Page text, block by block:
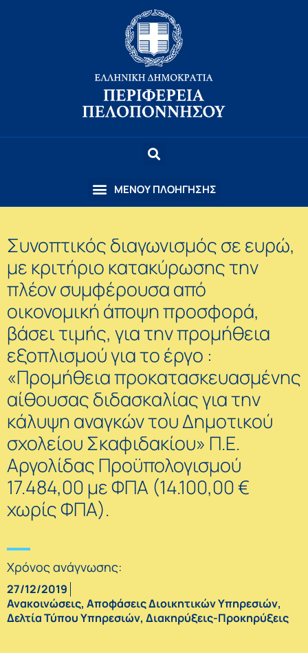
Συνοπτικός διαγωνισμός σε ευρώ,
με κριτήριο κατακύρωσης την
πλέον συμφέρουσα από
οικονομική άποψη προσφορά,
βάσει τιμής, για την προμήθεια
εξοπλισμού για τo έργo :
«Προμήθεια προκατασκευασμένης
αίθουσας διδασκαλίας για την
κάλυψη αναγκών του Δημοτικού
σχολείου Σκαφιδακίου» Π.Ε.
Αργολίδας Προϋπολογισμού
17.484,00 με ΦΠΑ (14.100,00 €
χωρίς ΦΠΑ).
Χρόνος ανάγνωσης:
27/12/2019
Ανακοινώσεις, Αποφάσεις Διοικητικών Υπηρεσιών,
Δελτία Τύπου Υπηρεσιών, Διακηρύξεις-Προκηρύξεις